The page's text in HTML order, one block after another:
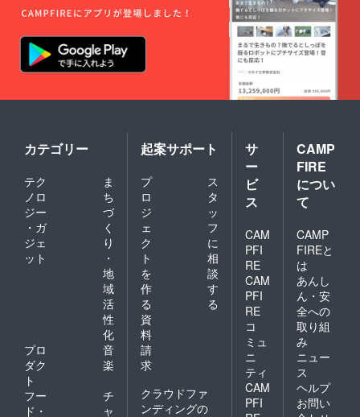
カテゴリー
テク
ノロ
ジー
・ガ
ジェ
ット
ま
ち
づ
く
り
・
地
域
活
性
化
プロ
ダク
ト
音
楽
フー
ド・
チ
ャ
起案サポート
プ
ロ
ジ
ェ
ク
ト
を
作
る
ス
タ
ッ
フ
に
相
談
す
る
資
料
請
求
クラウドファ
ンディングの
サ
ー
ビ
ス
CAM
PFI
RE
CAM
PFI
RE
コ
ミュ
ニ
ティ
CAM
PFI
CAMP
FIRE
につい
て
CAMP
FIREと
は
あんし
ん・安
全への
取り組
み
ニュー
ス
ヘルプ
お問い